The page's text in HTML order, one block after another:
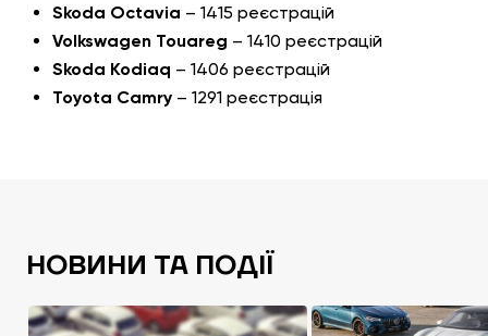
Skoda Octavia – 1415 реєстрацій
Volkswagen Touareg – 1410 реєстрацій
Skoda Kodiaq – 1406 реєстрацій
Toyota Camry – 1291 реєстрація
НОВИНИ ТА ПОДІЇ